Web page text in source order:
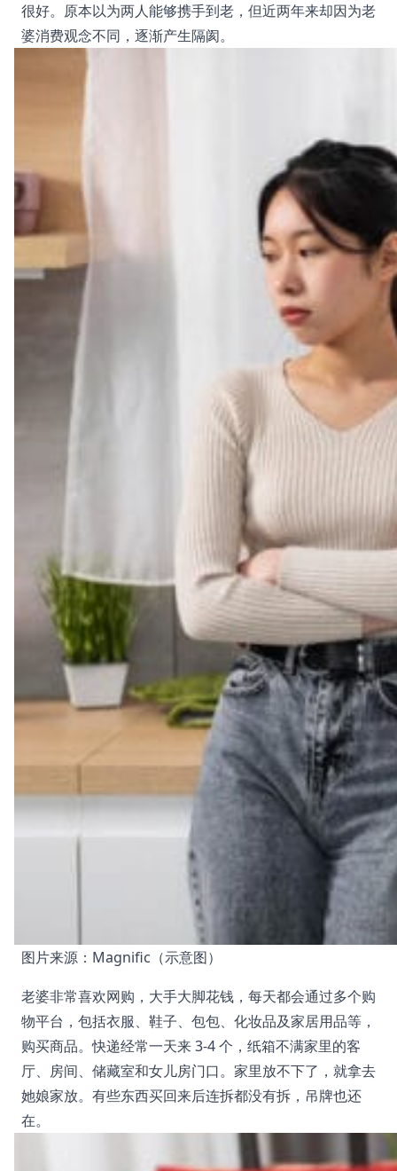
很好。原本以为两人能够携手到老，但近两年来却因为老
婆消费观念不同，逐渐产生隔阂。
图片来源：Magnific（示意图）
老婆非常喜欢网购，大手大脚花钱，每天都会通过多个购
物平台，包括衣服、鞋子、包包、化妆品及家居用品等，
购买商品。快递经常一天来 3-4 个，纸箱不满家里的客
厅、房间、储藏室和女儿房门口。家里放不下了，就拿去
她娘家放。有些东西买回来后连拆都没有拆，吊牌也还
在。